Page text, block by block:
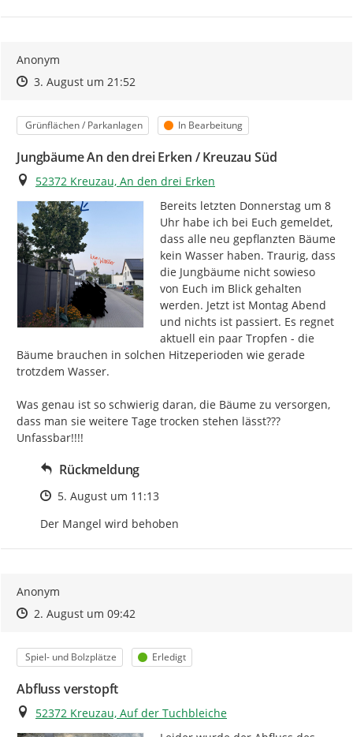
Anonym
Zeitpunkt des Erstellens
Zeitpunkt des Erstellens
3. August um 21:52Zur Äußerung
Kategorie
Grünflächen / Parkanlagen Status
In Bearbeitung
Jungbäume An den drei Erken / Kreuzau Süd
Ort
52372 Kreuzau, An den drei Erken
Bereits letzten Donnerstag um 8
Uhr habe ich bei Euch gemeldet,
dass alle neu gepflanzten Bäume
kein Wasser haben. Traurig, dass
die Jungbäume nicht sowieso
von Euch im Blick gehalten
werden. Jetzt ist Montag Abend
und nichts ist passiert. Es regnet
aktuell ein paar Tropfen - die
Bäume brauchen in solchen Hitzeperioden wie gerade
trotzdem Wasser.
Was genau ist so schwierig daran, die Bäume zu versorgen,
dass man sie weitere Tage trocken stehen lässt???
Unfassbar!!!!
Rückmeldung
Zeitpunkt des Erstellens
5. August um 11:13
Der Mangel wird behoben
Anonym
Zeitpunkt des Erstellens
Zeitpunkt des Erstellens
2. August um 09:42Zur Äußerung
Kategorie
Spiel- und Bolzplätze Status
Erledigt
Abfluss verstopft
Ort
52372 Kreuzau, Auf der Tuchbleiche